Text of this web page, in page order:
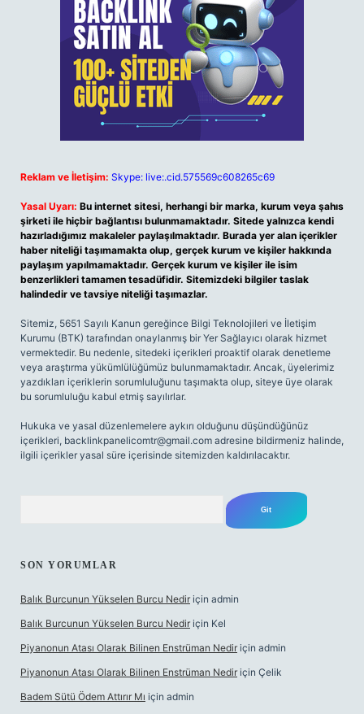
Reklam ve İletişim: Skype: live:.cid.575569c608265c69
Yasal Uyarı: Bu internet sitesi, herhangi bir marka, kurum veya şahıs
şirketi ile hiçbir bağlantısı bulunmamaktadır. Sitede yalnızca kendi
hazırladığımız makaleler paylaşılmaktadır. Burada yer alan içerikler
haber niteliği taşımamakta olup, gerçek kurum ve kişiler hakkında
paylaşım yapılmamaktadır. Gerçek kurum ve kişiler ile isim
benzerlikleri tamamen tesadüfidir. Sitemizdeki bilgiler taslak
halindedir ve tavsiye niteliği taşımazlar.
Sitemiz, 5651 Sayılı Kanun gereğince Bilgi Teknolojileri ve İletişim
Kurumu (BTK) tarafından onaylanmış bir Yer Sağlayıcı olarak hizmet
vermektedir. Bu nedenle, sitedeki içerikleri proaktif olarak denetleme
veya araştırma yükümlülüğümüz bulunmamaktadır. Ancak, üyelerimiz
yazdıkları içeriklerin sorumluluğunu taşımakta olup, siteye üye olarak
bu sorumluluğu kabul etmiş sayılırlar.
Hukuka ve yasal düzenlemelere aykırı olduğunu düşündüğünüz
içerikleri, backlinkpanelicomtr@gmail.com adresine bildirmeniz halinde,
ilgili içerikler yasal süre içerisinde sitemizden kaldırılacaktır.
SON YORUMLAR
Balık Burcunun Yükselen Burcu Nedir için admin
Balık Burcunun Yükselen Burcu Nedir için Kel
Piyanonun Atası Olarak Bilinen Enstrüman Nedir için admin
Piyanonun Atası Olarak Bilinen Enstrüman Nedir için Çelik
Badem Sütü Ödem Attırır Mı için admin